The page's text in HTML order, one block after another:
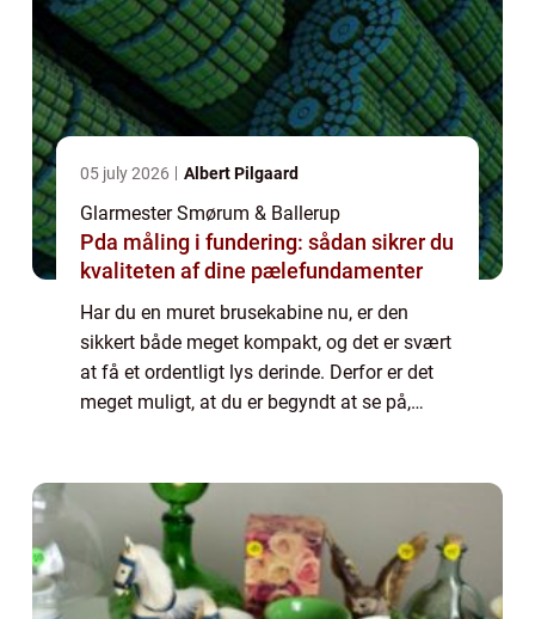
05 july 2026 Albert Pilgaard
Glarmester Smørum & Ballerup
Pda måling i fundering: sådan sikrer du
kvaliteten af dine pælefundamenter
Har du en muret brusekabine nu, er den
sikkert både meget kompakt, og det er svært
at få et ordentligt lys derinde. Derfor er det
meget muligt, at du er begyndt at se på,